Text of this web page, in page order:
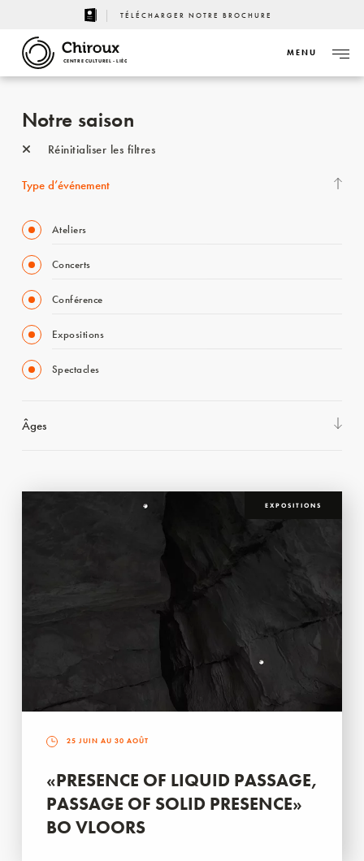
TÉLÉCHARGER NOTRE BROCHURE
CENTRE CULTUREL - LIÈGE
MENU
Notre saison
Réinitialiser les filtres
Type d’événement
Ateliers
Concerts
Conférence
Expositions
Spectacles
Âges
EXPOSITIONS
25 JUIN AU 30 AOÛT
«PRESENCE OF LIQUID PASSAGE,
PASSAGE OF SOLID PRESENCE»
BO VLOORS